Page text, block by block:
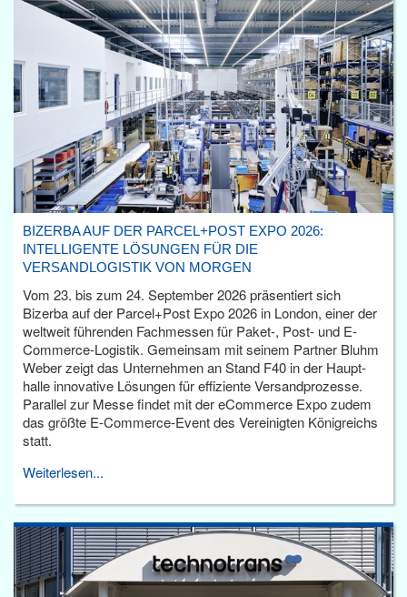
BIZERBA AUF DER PARCEL+POST EXPO 2026:
INTELLIGENTE LÖSUNGEN FÜR DIE
VERSANDLOGISTIK VON MORGEN
Vom 23. bis zum 24. September 2026 präsentiert sich
Bizerba auf der Parcel+Post Expo 2026 in London, einer der
weltweit führenden Fachmessen für Paket-, Post- und E-
Commerce-Logistik. Gemeinsam mit seinem Partner Bluhm
Weber zeigt das Unternehmen an Stand F40 in der Haupt­
halle innovative Lösungen für effiziente Versandprozesse.
Parallel zur Messe findet mit der eCommerce Expo zudem
das größte E-Commerce-Event des Vereinigten Königreichs
statt.
Weiterlesen...